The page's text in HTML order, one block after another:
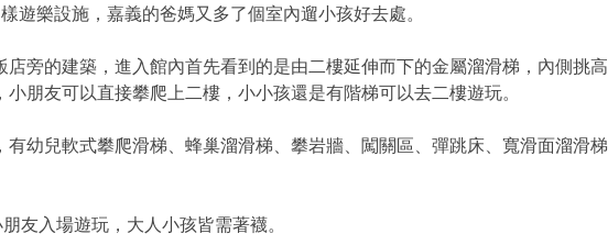
遊樂設施，嘉義的爸媽又多了個室內遛小孩好去處。
店旁的建築，進入館內首先看到的是由二樓延伸而下的金屬溜滑梯，內側挑高
朋友可以直接攀爬上二樓，小小孩還是有階梯可以去二樓遊玩。
有幼兒軟式攀爬滑梯、蜂巢溜滑梯、攀岩牆、闖關區、彈跳床、寬滑面溜滑梯
友入場遊玩，大人小孩皆需著襪。